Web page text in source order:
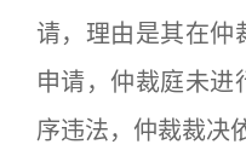
请，理由是其在仲
申请，仲裁庭未进
序违法，仲裁裁决